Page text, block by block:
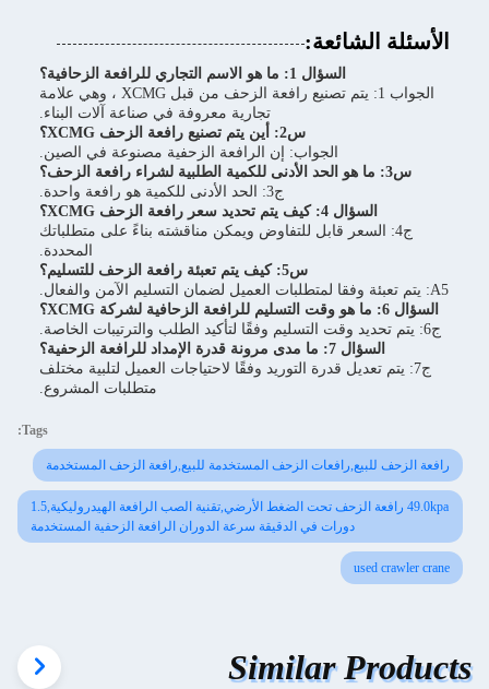
الأسئلة الشائعة:
السؤال 1: ما هو الاسم التجاري للرافعة الزحافية؟
الجواب 1: يتم تصنيع رافعة الزحف من قبل XCMG ، وهي علامة
تجارية معروفة في صناعة آلات البناء.
س2: أين يتم تصنيع رافعة الزحف XCMG؟
الجواب: إن الرافعة الزحفية مصنوعة في الصين.
س3: ما هو الحد الأدنى للكمية الطلبية لشراء رافعة الزحف؟
ج3: الحد الأدنى للكمية هو رافعة واحدة.
السؤال 4: كيف يتم تحديد سعر رافعة الزحف XCMG؟
ج4: السعر قابل للتفاوض ويمكن مناقشته بناءً على متطلباتك
المحددة.
س5: كيف يتم تعبئة رافعة الزحف للتسليم؟
A5: يتم تعبئة وفقا لمتطلبات العميل لضمان التسليم الآمن والفعال.
السؤال 6: ما هو وقت التسليم للرافعة الزحافية لشركة XCMG؟
ج6: يتم تحديد وقت التسليم وفقًا لتأكيد الطلب والترتيبات الخاصة.
السؤال 7: ما مدى مرونة قدرة الإمداد للرافعة الزحفية؟
ج7: يتم تعديل قدرة التوريد وفقًا لاحتياجات العميل لتلبية مختلف
متطلبات المشروع.
Tags:
رافعة الزحف للبيع,رافعات الزحف المستخدمة للبيع,رافعة الزحف المستخدمة
49.0kpa رافعة الزحف تحت الضغط الأرضي,تقنية الصب الرافعة الهيدروليكية,1.5
دورات في الدقيقة سرعة الدوران الرافعة الزحفية المستخدمة
used crawler crane
Similar Products